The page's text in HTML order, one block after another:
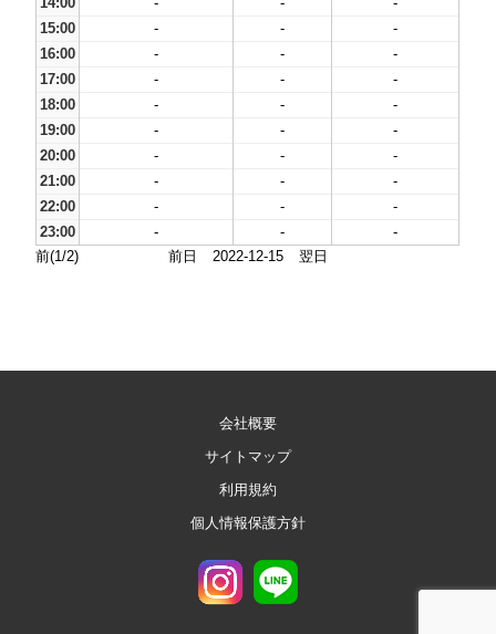
15:00
- -
-
16:00
- -
-
17:00
- -
-
18:00
- -
-
19:00
- -
-
20:00
- -
-
21:00
- -
-
22:00
- -
-
23:00
- -
-
前(1/2)
前日 2022-12-15 翌日
会社概要
サイトマップ
利用規約
個人情報保護方針